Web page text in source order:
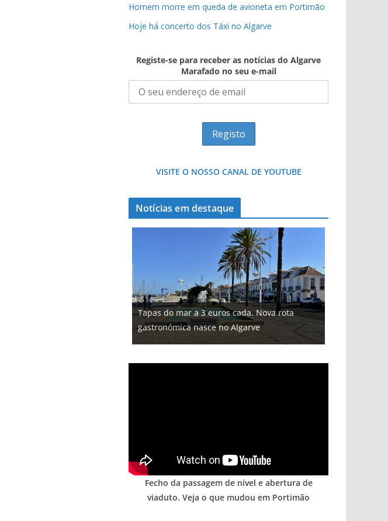
Homem morre em queda de avioneta em Portimão
Hoje há concerto dos Táxi no Algarve
Registe-se para receber as notícias do Algarve
Marafado no seu e-mail
VISITE O NOSSO CANAL DE YOUTUBE
Notícias em destaque
Tapas do mar a 3 euros cada. Nova rota
gastronómica nasce no Algarve
Projeto milionário: investimento de 108
milhões de euros na construção de dois
hotéis (com vídeo)
Milagre da água. Fontes emblemáticas do
Algarve voltam a ter vida (com vídeo)
Foto do dia: uma cidade algarvia que cresceu
entre redes e fábricas
Tempestades roubam areia de praias e põem
arribas em risco no Algarve (com vídeo)
Fecho da passagem de nível e abertura de
viaduto. Veja o que mudou em Portimão